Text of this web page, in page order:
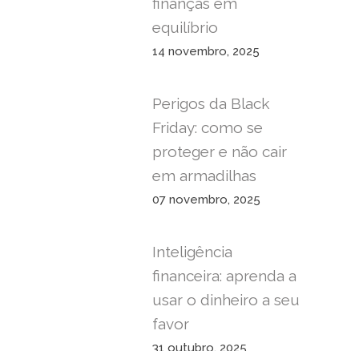
equilíbrio
14 novembro, 2025
Perigos da Black
Friday: como se
proteger e não cair
em armadilhas
07 novembro, 2025
Inteligência
financeira: aprenda a
usar o dinheiro a seu
favor
31 outubro, 2025